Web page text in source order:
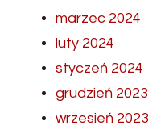
marzec 2024
luty 2024
styczeń 2024
grudzień 2023
wrzesień 2023